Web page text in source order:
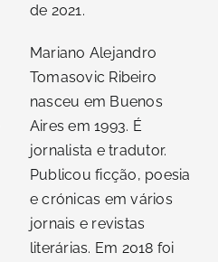
de 2021.
Mariano Alejandro
Tomasovic Ribeiro
nasceu em Buenos
Aires em 1993. É
jornalista e tradutor.
Publicou ficção, poesia
e crónicas em vários
jornais e revistas
literárias. Em 2018 foi